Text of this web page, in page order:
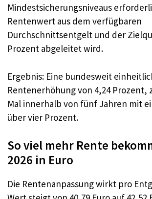
Mindestsicherungsniveaus
Rentenwert aus dem verfügbaren
Durchschnittsentgelt und der
Prozent abgeleitet wird.
Ergebnis: Eine bundesweit
Rentenerhöhung von 4,24 Prozent,
Mal innerhalb von fünf Jahren mit
über vier Prozent.
So viel mehr Rente
2026 in Euro
Die Rentenanpassung wirkt pro